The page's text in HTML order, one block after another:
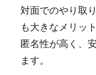
対面でのやり取
も大きなメリット
匿名性が高く、
ます。